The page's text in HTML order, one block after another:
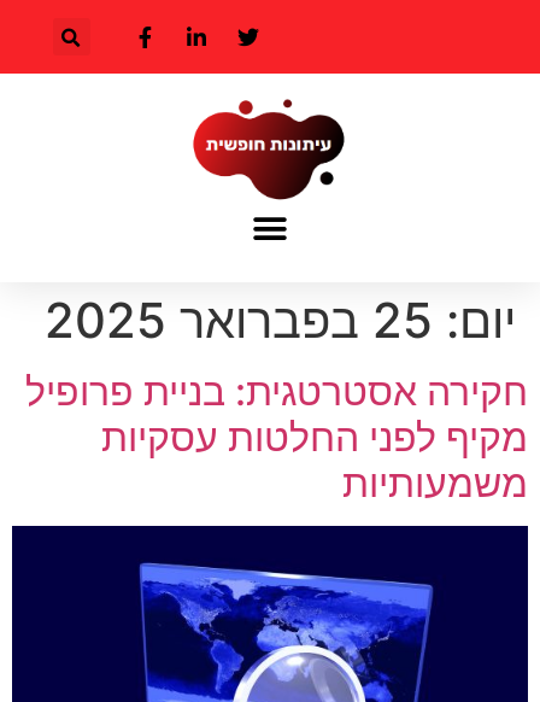
יום: 25 בפברואר 2025
חקירה אסטרטגית: בניית פרופיל
מקיף לפני החלטות עסקיות
משמעותיות